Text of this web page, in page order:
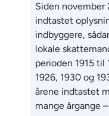
Siden november
indtastet
indbyggere,
lokale
perioden 1915 til
1926, 1930 og
årene indtastet
mange årgange